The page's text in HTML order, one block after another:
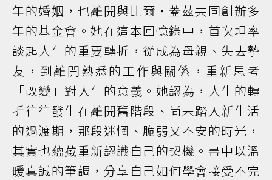
年的婚姻，也離開與比爾・蓋茲共同創辦多
年的基金會。她在這本回憶錄中，首次坦率
談起人生的重要轉折，從成為母親、失去摯
友，到離開熟悉的工作與關係，重新思考
「改變」對人生的意義。她認為，人生的轉
折往往發生在離開舊階段、尚未踏入新生活
的過渡期，那段迷惘、脆弱又不安的時光，
其實也蘊藏重新認識自己的契機。書中以溫
暖真誠的筆調，分享自己如何學會接受不完